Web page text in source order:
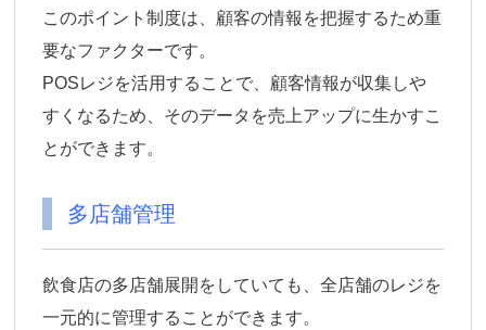
このポイント制度は、顧客の情報を把握するため重
要なファクターです。
POSレジを活用することで、顧客情報が収集しや
すくなるため、そのデータを売上アップに生かすこ
とができます。
多店舗管理
飲食店の多店舗展開をしていても、全店舗のレジを
一元的に管理することができます。